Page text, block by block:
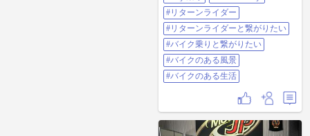
ちょっと遅かったけど道志の桜🌸
も綺麗だった。 ２日間合計856キ
ロ、よく走りました。 冬の極寒苦
行を乗り越えて、革ジャンTシャツ
で走れる季節来ました！ #zx14r
#zx-14r #zx14r乗りと繋がりたい
#z×14rcustom #zzr1400 #zzr1400rider
#kawasaki #kawasakizx14r
#バイク好きな人と繋がりたい
乗り #kawasakininja #リターンライ
ダー #リターンライダーと繋がりた
#リターンライダー
#リターンライダーと繋がりたい
#バイク乗りと繋がりたい
#バイクのある風景
#バイクのある生活